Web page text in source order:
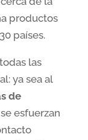
productos
países.
las
ya sea al
de
esfuerzan